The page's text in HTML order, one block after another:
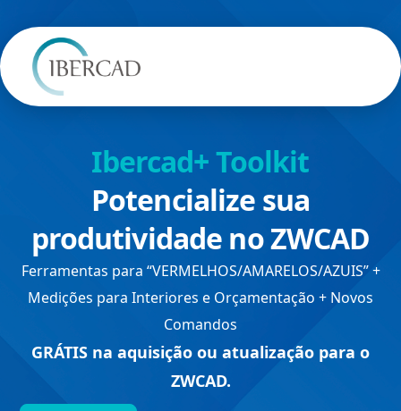
Ibercad+ Toolkit
Potencialize sua
produtividade no ZWCAD
Ferramentas para “VERMELHOS/AMARELOS/AZUIS” +
Medições para Interiores e Orçamentação + Novos
Comandos
GRÁTIS na aquisição ou atualização para o
ZWCAD.